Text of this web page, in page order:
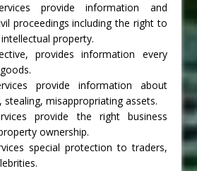
provide information and
proceedings including the right to
property.
provides information every
provide information about
stealing, misappropriating assets.
provide the right business
ownership.
special protection to traders,